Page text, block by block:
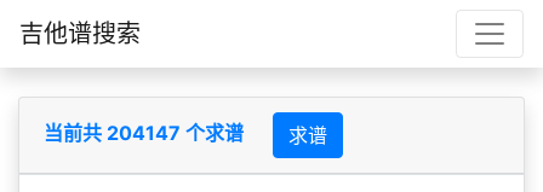
吉他谱搜索
当前共 204147 个求谱 求谱